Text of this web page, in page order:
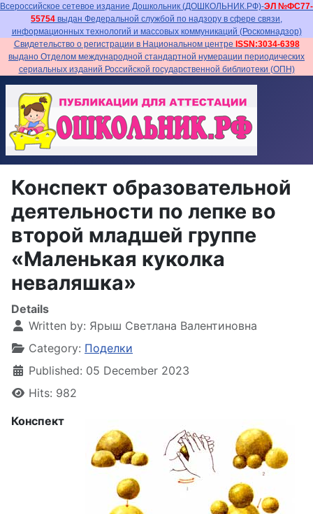
Всероссийское сетевое издание Дошкольник (ДОШКОЛЬНИК.РФ)-ЭЛ №ФС77-
55754 выдан Федеральной службой по надзору в сфере связи,
информационных технологий и массовых коммуникаций (Роскомнадзор)
Свидетельство о регистрации в Национальном центре ISSN:3034-6398
выдано Отделом международной стандартной нумерации периодических
сериальных изданий Российской государственной библиотеки (ОПН)
Конспект образовательной
деятельности по лепке во
второй младшей группе
«Маленькая куколка
неваляшка»
Details
Written by: Ярыш Светлана Валентиновна
Category: Поделки
Published: 05 December 2023
Hits: 982
Конспект